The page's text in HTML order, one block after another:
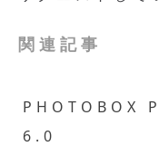
関連記事
PHOTOBOX
6.0